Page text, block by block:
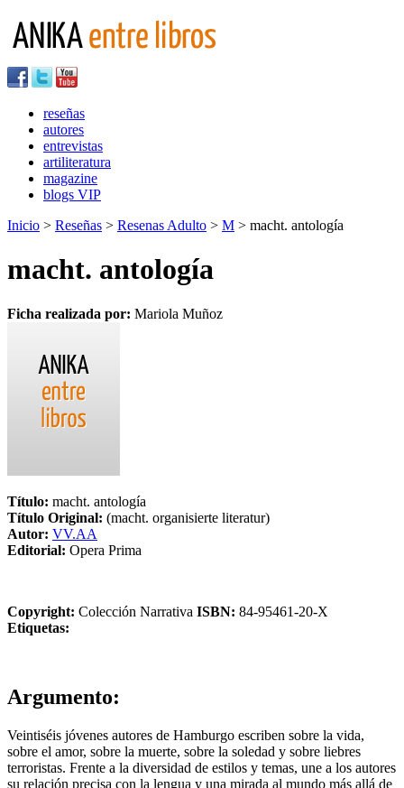
reseñas
autores
entrevistas
artiliteratura
magazine
blogs VIP
Inicio > Reseñas > Resenas Adulto > M > macht. antología
macht. antología
Ficha realizada por: Mariola Muñoz
Título: macht. antología
Título Original: (macht. organisierte literatur)
Autor: VV.AA
Editorial: Opera Prima
Copyright: Colección Narrativa ISBN: 84-95461-20-X
Etiquetas:
Argumento:
Veintiséis jóvenes autores de Hamburgo escriben sobre la vida,
sobre el amor, sobre la muerte, sobre la soledad y sobre liebres
terroristas. Frente a la diversidad de estilos y temas, une a los autores
su relación precisa con la lengua y una mirada al mundo más allá de